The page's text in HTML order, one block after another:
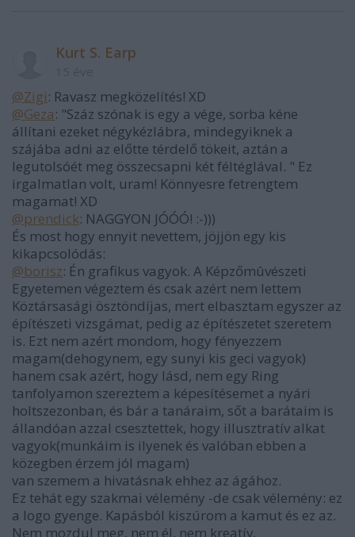
Kurt S. Earp
@Zigi: Ravasz megközelítés! XD
@Geza: "Száz szónak is egy a vége, sorba kéne
állítani ezeket négykézlábra, mindegyiknek a
szájába adni az előtte térdelő tökeit, aztán a
legutolsóét meg összecsapni két féltéglával. " Ez
irgalmatlan volt, uram! Könnyesre fetrengtem
magamat! XD
@prendick: NAGGYON JÓÓÓ! :-)))
És most hogy ennyit nevettem, jöjjön egy kis
kikapcsolódás:
@borisz: Én grafikus vagyok. A Képzőmûvészeti
Egyetemen végeztem és csak azért nem lettem
Köztársasági ösztöndíjas, mert elbasztam egyszer az
építészeti vizsgámat, pedig az építészetet szeretem
is. Ezt nem azért mondom, hogy fényezzem
magam(dehogynem, egy sunyi kis geci vagyok)
hanem csak azért, hogy lásd, nem egy Ring
tanfolyamon szereztem a képesítésemet a nyári
holtszezonban, és bár a tanáraim, sőt a barátaim is
állandóan azzal csesztettek, hogy illusztratív alkat
vagyok(munkáim is ilyenek és valóban ebben a
közegben érzem jól magam)
van szemem a hivatásnak ehhez az ágához.
Ez tehát egy szakmai vélemény -de csak vélemény: ez
a logo gyenge. Kapásból kiszúrom a kamut és ez az.
Nem mozdul meg, nem él, nem kreatív,